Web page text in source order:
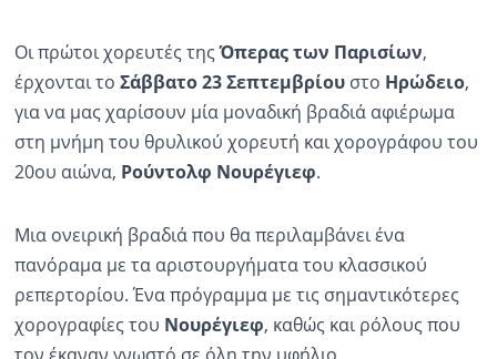
Οι πρώτοι χορευτές τηςΌπερας των Παρισίων,
έρχονται το Σάββατο 23 Σεπτεμβρίουστο Ηρώδειο,
για να μας χαρίσουν μία μοναδική βραδιά αφιέρωμα
στη μνήμη του θρυλικού χορευτή και χορογράφου του
20ου αιώνα, Ρούντολφ Νουρέγιεφ.
Μια ονειρική βραδιά που θα περιλαμβάνει ένα
πανόραμα με τα αριστουργήματα του κλασσικού
ρεπερτορίου. Ένα πρόγραμμα με τις σημαντικότερες
χορογραφίες του Νουρέγιεφ, καθώς και ρόλους που